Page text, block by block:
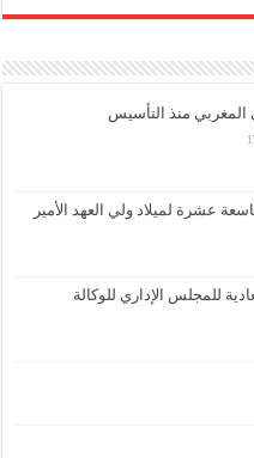
المغربي منذ التأسيس
عشرة لميلاد ولي العهد الأمير
للمجلس الإداري للوكالة